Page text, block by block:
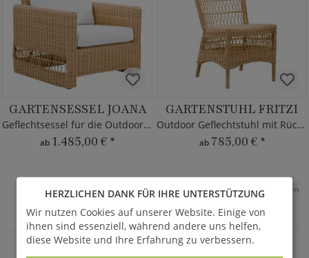
GARTENSESSEL JOANA
Geflechtsessel für die Outdoor Lounge
ab 1.485,00 € *
GARTENSTUHL FRITZI
Outdoor Geflechtstuhl mit Rückenlehne
ab 785,00 € *
*Alle Preise inkl. MwSt. & Versandkosten
36 Seite 1 von 5
GARTENMÖBEL
HERZLICHEN DANK FÜR IHRE UNTERSTÜTZUNG
Wir nutzen Cookies auf unserer Website. Einige von
ihnen sind essenziell, während andere uns helfen,
diese Website und Ihre Erfahrung zu verbessern.